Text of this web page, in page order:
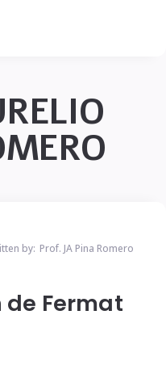
by: Prof. JA Pina Romero
Fermat